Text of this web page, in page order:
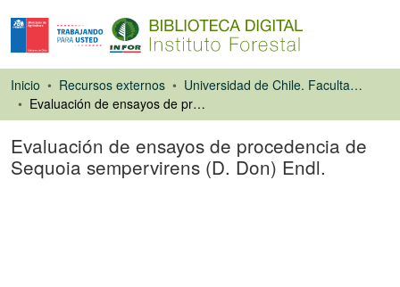
Inicio Recursos externos
Universidad de Chile. Facultad de Ciencias Forestales
Evaluación de ensayos de procedencia de Sequoia sempervirens (D. Don) Endl.
Evaluación de ensayos de procedencia de
Sequoia sempervirens (D. Don) Endl.